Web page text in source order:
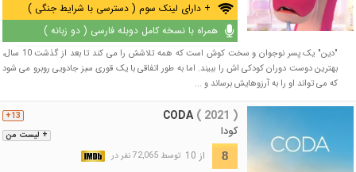
+ دارای لینک سوم ( دسترسی با شرایط جنگی )
همراه با نسخه کامل دوبله فارسی ( دو زبانه )
"دین" یک پسر نوجوان و سخت کوش است که همه تلاشش را می کند تا بعد از گذشت 10 سال،
بهترین دوست دوران کودکی اش را ببیند. اما به طور اتفاقی با یک قوری سبز جادویی روبرو می شود
که می تواند او را به آرزوهایش برساند و ...
+ لیست من
13+ CODA( 2021 )
کودا
8 از 10 توسط 72,065 نفر در